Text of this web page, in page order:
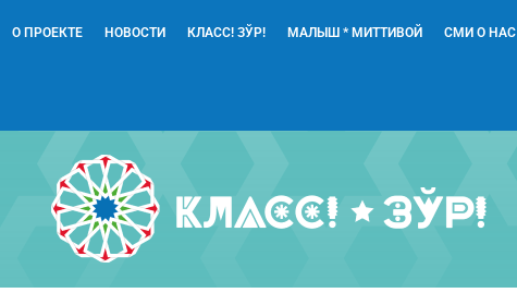
О ПРОЕКТЕ НОВОСТИ КЛАСС! ЗЎР! МАЛЫШ * МИТТИВОЙ СМИ О НАС